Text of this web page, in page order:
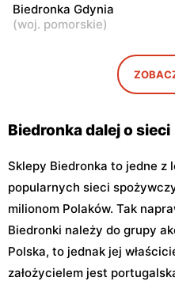
111b
Warszawa, ul. Obozowa 16
11
Biedronka Gdynia
(woj. pomorskie)
Biedronka dalej o sieci
Sklepy Biedronka to jedne z
popularnych sieci
milionom Polaków. Tak
Biedronki należy do grupy
Polska, to jednak jej
założycielem jest